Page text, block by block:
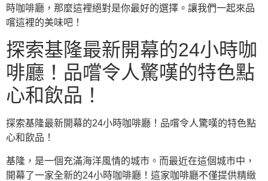
時咖啡廳，那麼這裡絕對是你最好的選擇。讓我們一起來品
嚐這裡的美味吧！
探索基隆最新開幕的24小時咖
啡廳！品嚐令人驚嘆的特色點
心和飲品！
探索基隆最新開幕的24小時咖啡廳！品嚐令人驚嘆的特色點
心和飲品！
基隆，是一個充滿海洋風情的城市。而最近在這個城市中，
開幕了一家全新的24小時咖啡廳！這家咖啡廳不僅提供精緻